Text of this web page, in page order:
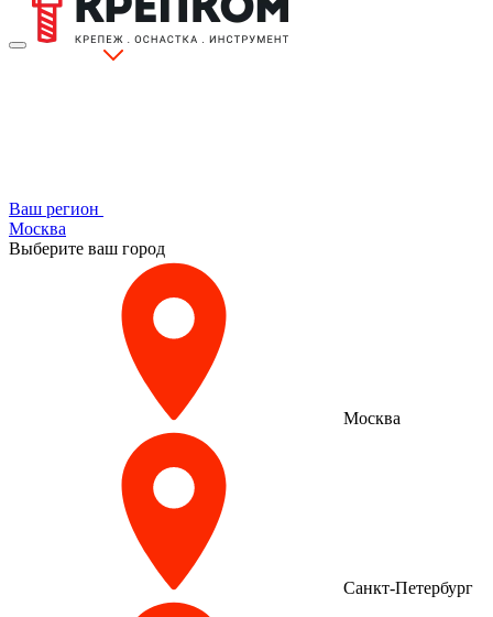
Ваш регион
Москва
Выберите ваш город
Москва
Санкт-Петербург